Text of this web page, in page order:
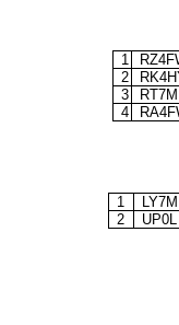
1
2
3
RT7M
4
1
LY7M
2
UP0L